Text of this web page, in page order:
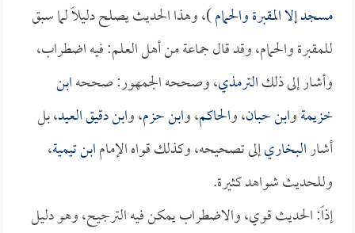
مسجد إلا المقبرة والحمام)، وهذا الحديث يصلح دليلاً لما سبق
للمقبرة والحمام، وقد قال جماعة من أهل العلم: فيه اضطراب،
وأشار إلى ذلكالترمذي، وصححه الجمهور: صححهابن
خزيمةوابن حبان، والحاكم، وابن حزم، وابن دقيق العيد، بل
أشارالبخاريإلى تصحيحه، وكذلك قواه الإمامابن تيمية،
وللحديث شواهد كثيرة.
إذاً: الحديث قوي، والاضطراب يمكن فيه الترجيح، وهو دليل